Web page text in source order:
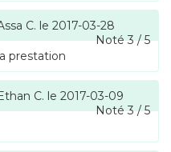
C. le 2017-03-28
Noté3/5
prestation
C. le 2017-03-09
Noté3/5